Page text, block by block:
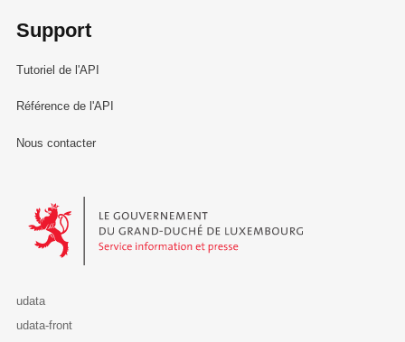
Support
Tutoriel de l'API
Référence de l'API
Nous contacter
Le Gouvernement du Grand-Duché de Luxembourg - Service
udata
udata-front